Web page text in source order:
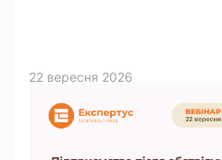
22 вересня 2026